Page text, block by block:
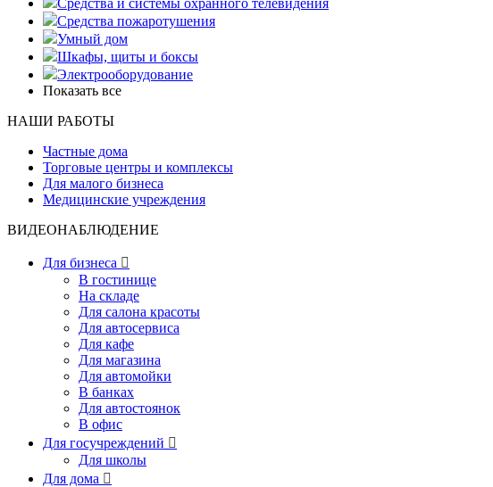
Средства и системы охранного телевидения
Средства пожаротушения
Умный дом
Шкафы, щиты и боксы
Электрооборудование
Показать все
НАШИ РАБОТЫ
Частные дома
Торговые центры и комплексы
Для малого бизнеса
Медицинские учреждения
ВИДЕОНАБЛЮДЕНИЕ
Для бизнеса 
В гостинице
На складе
Для салона красоты
Для автосервиса
Для кафе
Для магазина
Для автомойки
В банках
Для автостоянок
В офис
Для госучреждений 
Для школы
Для дома 